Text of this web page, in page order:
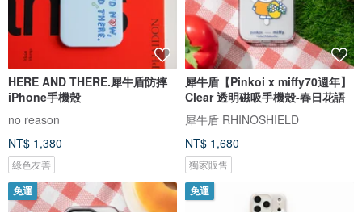
HERE AND THERE.犀牛盾防摔
iPhone手機殼
no reason
NT$ 1,380
綠色友善
犀牛盾【Pinkoi x miffy70週年】
Clear 透明磁吸手機殼-春日花語
犀牛盾 RHINOSHIELD
NT$ 1,680
獨家販售
免運 免運